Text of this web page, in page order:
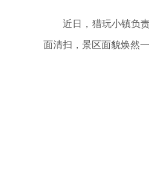
近日，猎玩小镇负责
面清扫，景区面貌焕然